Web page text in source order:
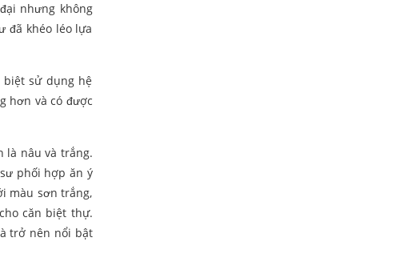
nhưng không
đã khéo léo lựa
sử dụng hệ
hơn và có được
nâu và trắng.
phối hợp ăn ý
màu sơn trắng,
căn biệt thự.
trở nên nổi bật